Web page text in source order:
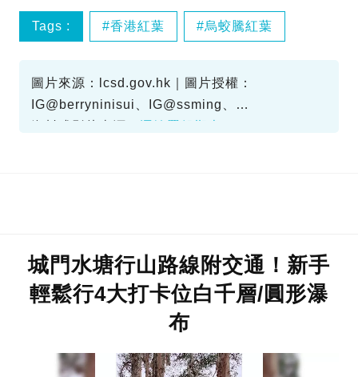
Tags : 香港紅葉 烏蛟騰紅葉
圖片來源：lcsd.gov.hk｜圖片授權：
IG@berryninisui、IG@ssming、
城門水塘行山路線附交通！新手
輕鬆行4大打卡位白千層/圓形瀑
布